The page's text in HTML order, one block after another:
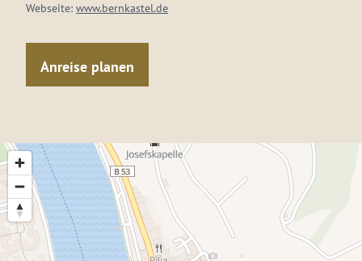
Webseite: www.bernkastel.de
Anreise planen